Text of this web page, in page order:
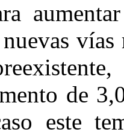
de
este